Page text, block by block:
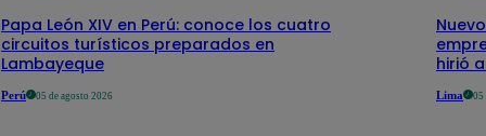
Papa León XIV en Perú: conoce los cuatro
circuitos turísticos preparados en
Lambayeque
Perú 05 de agosto 2026
hirió
Lima 05